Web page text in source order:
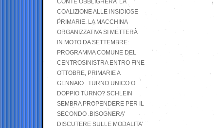
CONTE OBBLIGHERA’ LA
COALIZIONE ALLE INSIDIOSE
PRIMARIE. LA MACCHINA
ORGANIZZATIVA SI METTERÀ
IN MOTO DA SETTEMBRE:
PROGRAMMA COMUNE DEL
CENTROSINISTRA ENTRO FINE
OTTOBRE, PRIMARIE A
GENNAIO . TURNO UNICO O
DOPPIO TURNO? SCHLEIN
SEMBRA PROPENDERE PER IL
SECONDO .BISOGNERA’
DISCUTERE SULLE MODALITA’